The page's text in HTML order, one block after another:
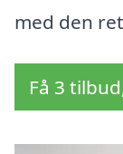
med den
Få 3